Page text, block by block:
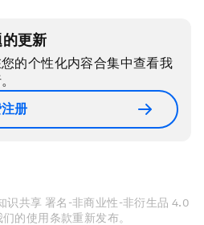
更新
的个性化内容合集中查看我
册
识共享 署名-非商业性-非衍生品 4.0
的使用条款重新发布。